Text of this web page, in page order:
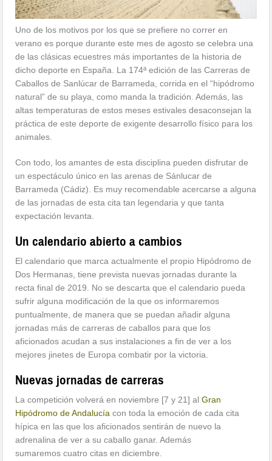
Uno de los motivos por los que se prefiere no correr en
verano es porque durante este mes de agosto se celebra una
de las clásicas ecuestres más importantes de la historia de
dicho deporte en España. La 174ª edición de las Carreras de
Caballos de Sanlúcar de Barrameda, corrida en el “hipódromo
natural” de su playa, como manda la tradición. Además, las
altas temperaturas de estos meses estivales desaconsejan la
práctica de este deporte de exigente desarrollo físico para los
animales.
Con todo, los amantes de esta disciplina pueden disfrutar de
un espectáculo único en las arenas de Sánlucar de
Barrameda (Cádiz). Es muy recomendable acercarse a alguna
de las jornadas de esta cita tan legendaria y que tanta
expectación levanta.
Un calendario abierto a cambios
El calendario que marca actualmente el propio Hipódromo de
Dos Hermanas, tiene prevista nuevas jornadas durante la
recta final de 2019. No se descarta que el calendario pueda
sufrir alguna modificación de la que os informaremos
puntualmente, de manera que se puedan añadir alguna
jornadas más de carreras de caballos para que los
aficionados acudan a sus instalaciones a fin de ver a los
mejores jinetes de Europa combatir por la victoria.
Nuevas jornadas de carreras
La competición volverá en noviembre [7 y 21] alGran
Hipódromo de Andalucíacon toda la emoción de cada cita
hípica en las que los aficionados sentirán de nuevo la
adrenalina de ver a su caballo ganar. Además
sumaremos cuatro citas en diciembre.